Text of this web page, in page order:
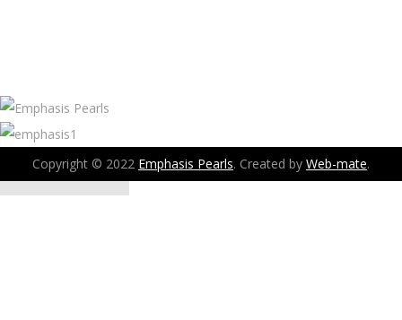
Copyright © 2022 Emphasis Pearls. Created by Web-mate.